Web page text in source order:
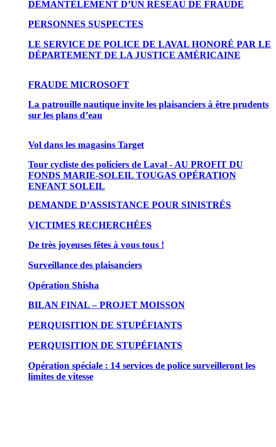
DÉMANTÈLEMENT D’UN RÉSEAU DE FRAUDE
PERSONNES SUSPECTES
LE SERVICE DE POLICE DE LAVAL HONORÉ PAR LE
DÉPARTEMENT DE LA JUSTICE AMÉRICAINE
FRAUDE MICROSOFT
La patrouille nautique invite les plaisanciers à être prudents
sur les plans d’eau
Vol dans les magasins Target
Tour cycliste des policiers de Laval - AU PROFIT DU
FONDS MARIE-SOLEIL TOUGAS OPÉRATION
ENFANT SOLEIL
DEMANDE D’ASSISTANCE POUR SINISTRÉS
VICTIMES RECHERCHÉES
De très joyeuses fêtes à vous tous !
Surveillance des plaisanciers
Opération Shisha
BILAN FINAL – PROJET MOISSON
PERQUISITION DE STUPÉFIANTS
PERQUISITION DE STUPÉFIANTS
Opération spéciale : 14 services de police surveilleront les
limites de vitesse